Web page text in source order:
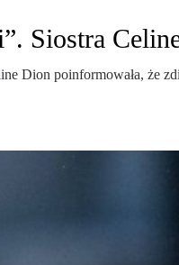
Siostra
Dion poinformowała, że